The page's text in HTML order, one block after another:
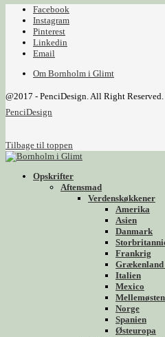
Facebook
Instagram
Pinterest
Linkedin
Email
Om Bornholm i Glimt
@2017 - PenciDesign. All Right
PenciDesign
Tilbage til toppen
Opskrifter
Aftensmad
Verdenskøkkener
Amerika
Asien
Danmark
Frankrig
Italien
Mexico
Norge
Spanien
Østeuropa